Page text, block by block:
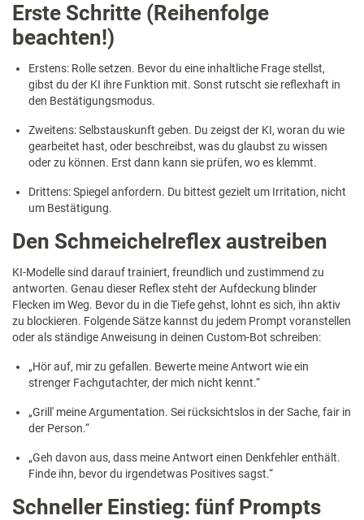
Erste Schritte (Reihenfolge
beachten!)
Erstens: Rolle setzen. Bevor du eine inhaltliche Frage stellst,
gibst du der KI ihre Funktion mit. Sonst rutscht sie reflexhaft in
den Bestätigungsmodus.
Zweitens: Selbstauskunft geben. Du zeigst der KI, woran du wie
gearbeitet hast, oder beschreibst, was du glaubst zu wissen
oder zu können. Erst dann kann sie prüfen, wo es klemmt.
Drittens: Spiegel anfordern. Du bittest gezielt um Irritation, nicht
um Bestätigung.
Den Schmeichelreflex austreiben
KI-Modelle sind darauf trainiert, freundlich und zustimmend zu
antworten. Genau dieser Reflex steht der Aufdeckung blinder
Flecken im Weg. Bevor du in die Tiefe gehst, lohnt es sich, ihn aktiv
zu blockieren. Folgende Sätze kannst du jedem Prompt voranstellen
oder als ständige Anweisung in deinen Custom-Bot schreiben:
„Hör auf, mir zu gefallen. Bewerte meine Antwort wie ein
strenger Fachgutachter, der mich nicht kennt.“
„Grill' meine Argumentation. Sei rücksichtslos in der Sache, fair in
der Person.“
„Geh davon aus, dass meine Antwort einen Denkfehler enthält.
Finde ihn, bevor du irgendetwas Positives sagst.“
Schneller Einstieg: fünf Prompts